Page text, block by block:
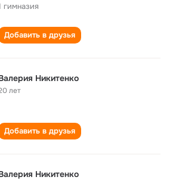
гимназия
Добавить в друзья
Никитенко
лет
Добавить в друзья
Никитенко